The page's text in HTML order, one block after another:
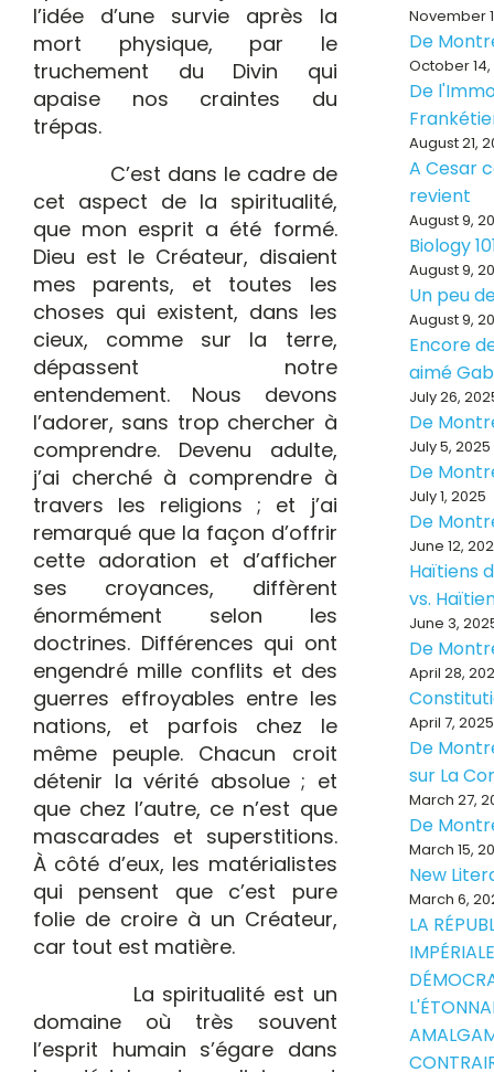
l’idée d’une survie après la
mort physique, par le
truchement du Divin qui
apaise nos craintes du
trépas.
C’est dans le cadre de
cet aspect de la spiritualité,
que mon esprit a été formé.
Dieu est le Créateur, disaient
mes parents, et toutes les
choses qui existent, dans les
cieux, comme sur la terre,
dépassent notre
entendement. Nous devons
l’adorer, sans trop chercher à
comprendre. Devenu adulte,
j’ai cherché à comprendre à
travers les religions ; et j’ai
remarqué que la façon d’offrir
cette adoration et d’afficher
ses croyances, diffèrent
énormément selon les
doctrines. Différences qui ont
engendré mille conflits et des
guerres effroyables entre les
nations, et parfois chez le
même peuple. Chacun croit
détenir la vérité absolue ; et
que chez l’autre, ce n’est que
mascarades et superstitions.
À côté d’eux, les matérialistes
qui pensent que c’est pure
folie de croire à un Créateur,
car tout est matière.
La spiritualité est un
domaine où très souvent
l’esprit humain s’égare dans
November
De
October
De
August 21,
A Cesar
revient
August 9,
Biology
August 9,
Un peu
August 9,
Encore
aimé
July 26,
De
July 5, 2025
De
July 1, 2025
De
June 12,
Haïtiens
vs.
June 3,
De
April 28,
April 7, 2025
De
sur La
March 27,
De
March 15,
New
March 6,
LA